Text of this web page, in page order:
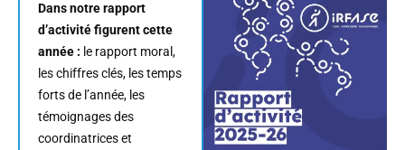
Dans notre rapport
d’activité figurent cette
année : le rapport moral,
les chiffres clés, les temps
forts de l’année, les
témoignages des
coordinatrices et